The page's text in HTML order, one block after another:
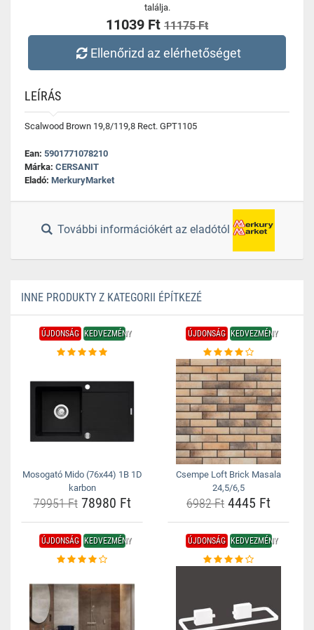
találja.
11039 Ft 11175 Ft
Ellenőrizd az elérhetőséget
LEÍRÁS
Scalwood Brown 19,8/119,8 Rect. GPT1105
Ean: 5901771078210
Márka: CERSANIT
Eladó: MerkuryMarket
További információkért az eladótól
INNE PRODUKTY Z KATEGORII ÉPÍTKEZÉ
ÚJDONSÁG KEDVEZMÉNY
Mosogató Mido (76x44) 1B 1D
karbon
79951 Ft78980 Ft
ÚJDONSÁG KEDVEZMÉNY
Csempe Loft Brick Masala
24,5/6,5
6982 Ft 4445 Ft
ÚJDONSÁG KEDVEZMÉNY ÚJDONSÁG KEDVEZMÉNY